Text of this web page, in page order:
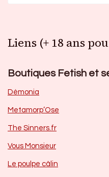
Liens (+ 18 ans
Boutiques Fetish et
Dèmonia
Metamorp’Ose
The Sinners.fr
Vous Monsieur
Le poulpe câlin